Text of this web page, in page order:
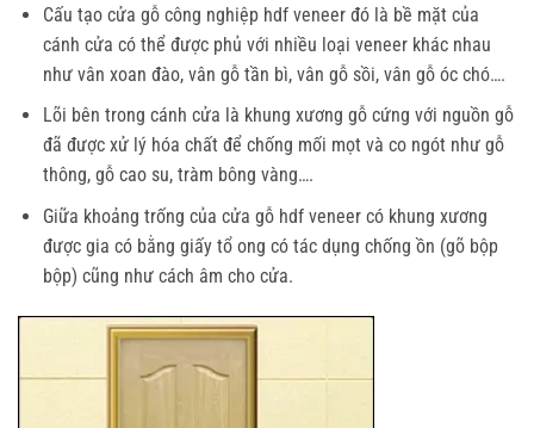
Cấu tạo cửa gỗ công nghiệp hdf veneerđó là bề mặt của
cánh cửa có thể được phủ với nhiều loại veneer khác nhau
như vân xoan đào, vân gỗ tần bì, vân gỗ sồi, vân gỗ óc chó….
Lõi bên trong cánh cửa là khung xương gỗ cứng với nguồn gỗ
đã được xử lý hóa chất để chống mối mọt và co ngót như gỗ
thông, gỗ cao su, tràm bông vàng….
Giữa khoảng trống của cửa gỗ hdf veneer có khung xương
được gia có bằng giấy tổ ong có tác dụng chống ồn (gõ bộp
bộp) cũng như cách âm cho cửa.